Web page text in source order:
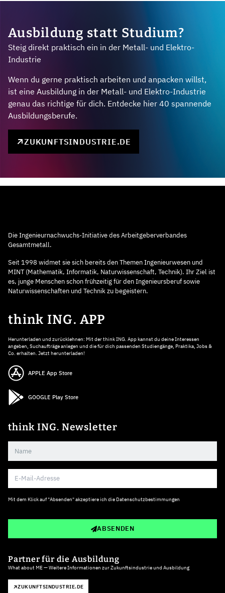
Ausbildung statt Studium?
Steig direkt praktisch ein in der Metall- und Elektro-
Industrie
Wenn du gerne praktisch arbeiten und anpacken willst,
ist eine Ausbildung in der Metall- und Elektro-Industrie
genau das richtige für dich. Entdecke hier 40 spannende
Ausbildungsberufe.
ZUKUNFTSINDUSTRIE.DE
Die Ingenieurnachwuchs-Initiative des Arbeitgeberverbandes
Gesamtmetall.
Seit 1998 widmet sie sich bereits den Themen Ingenieurwesen und
MINT (Mathematik, Informatik, Naturwissenschaft, Technik). Ihr Ziel ist
es, junge Menschen schon frühzeitig für den Ingenieursberuf sowie
Naturwissenschaften und Technik zu begeistern.
think ING. APP
Herunterladen und zurücklehnen: Mit der think ING. App kannst du deine Interessen
angeben, Suchaufträge anlegen und die für dich passenden Studiengänge, Praktika, Jobs &
Co. erhalten. Jetzt herunterladen!
APPLE App Store
GOOGLE Play Store
think ING. Newsletter
Mit dem Klick auf "Absenden" akzeptiere ich die Datenschutzbestimmungen
ABSENDEN
Partner für die Ausbildung
What about ME — Weitere Informationen zur Zukunftsindustrie und Ausbildung
ZUKUNFTSINDUSTRIE.DE